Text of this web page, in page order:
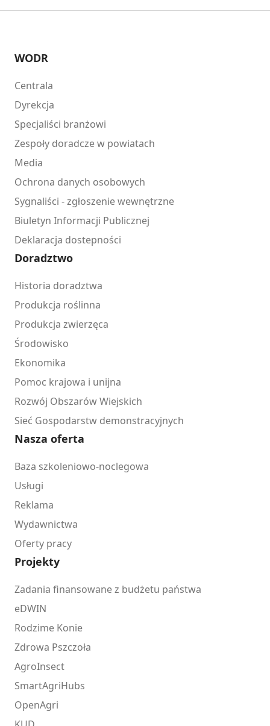
WODR
Centrala
Dyrekcja
Specjaliści branżowi
Zespoły doradcze w powiatach
Media
Ochrona danych osobowych
Sygnaliści - zgłoszenie wewnętrzne
Biuletyn Informacji Publicznej
Deklaracja dostepności
Doradztwo
Historia doradztwa
Produkcja roślinna
Produkcja zwierzęca
Środowisko
Ekonomika
Pomoc krajowa i unijna
Rozwój Obszarów Wiejskich
Sieć Gospodarstw demonstracyjnych
Nasza oferta
Baza szkoleniowo-noclegowa
Usługi
Reklama
Wydawnictwa
Oferty pracy
Projekty
Zadania finansowane z budżetu państwa
eDWIN
Rodzime Konie
Zdrowa Pszczoła
AgroInsect
SmartAgriHubs
OpenAgri